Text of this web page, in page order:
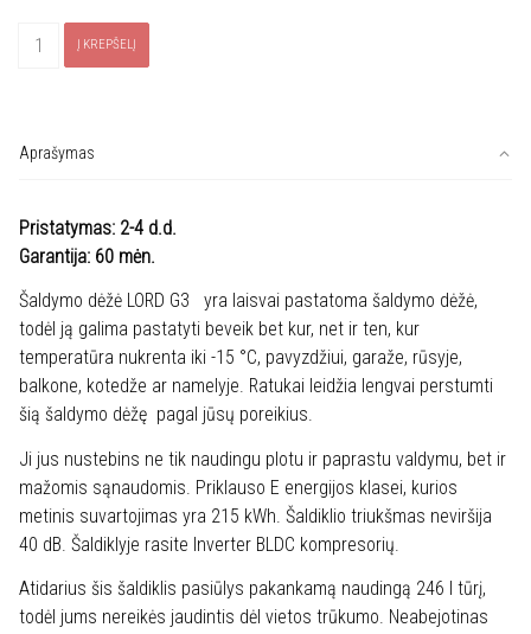
produkto
G3-
Į KREPŠELĮ
Aprašymas
Pristatymas: 2-4 d.d.
Garantija: 60 mėn.
Šaldymo dėžė LORD G3 yra laisvai pastatoma šaldymo dėžė,
todėl ją galima pastatyti beveik bet kur, net ir ten, kur
temperatūra nukrenta iki -15 °C, pavyzdžiui, garaže, rūsyje,
balkone, kotedže ar namelyje. Ratukai leidžia lengvai perstumti
šią šaldymo dėžę pagal jūsų poreikius.
Ji jus nustebins ne tik naudingu plotu ir paprastu valdymu, bet ir
mažomis sąnaudomis. Priklauso E energijos klasei, kurios
metinis suvartojimas yra 215 kWh. Šaldiklio triukšmas neviršija
40 dB. Šaldiklyje rasite Inverter BLDC kompresorių.
Atidarius šis šaldiklis pasiūlys pakankamą naudingą 246 l tūrį,
todėl jums nereikės jaudintis dėl vietos trūkumo. Neabejotinas